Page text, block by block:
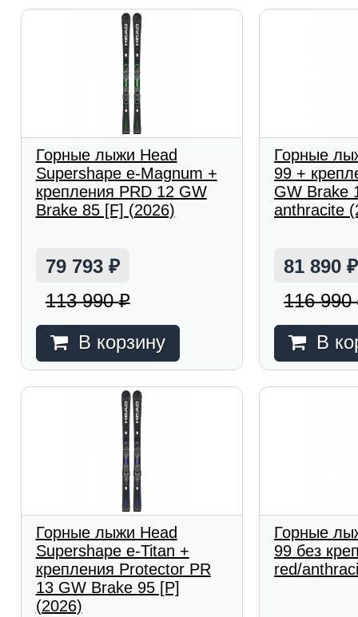
Горные лыжи Head
Supershape e-Magnum +
крепления PRD 12 GW
Brake 85 [F] (2026)
79 793 ₽
113 990₽
В корзину
Горные
99 +
GW Brake
anthracite
81 890₽
116 990
В
Горные лыжи Head
Supershape e-Titan +
крепления Protector PR
13 GW Brake 95 [P]
(2026)
Горные
99 без
red/